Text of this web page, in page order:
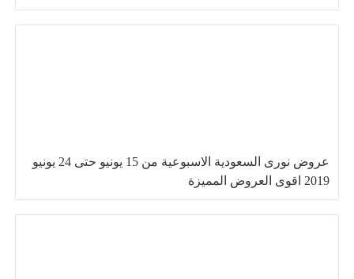
عروض نورى السعودية الاسبوعية من 15 يونيو حتى 24 يونيو
2019 اقوى العروض المميزة